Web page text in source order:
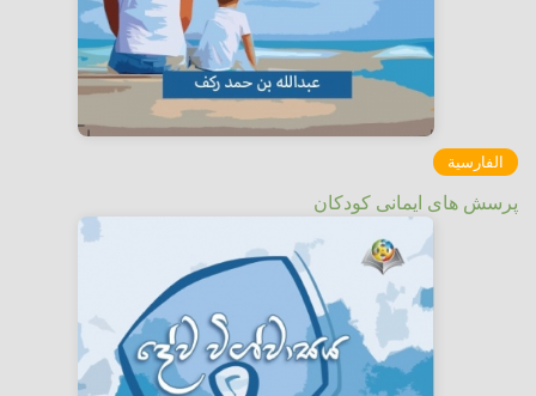
الفارسية
پرسش های ایمانی کودکان